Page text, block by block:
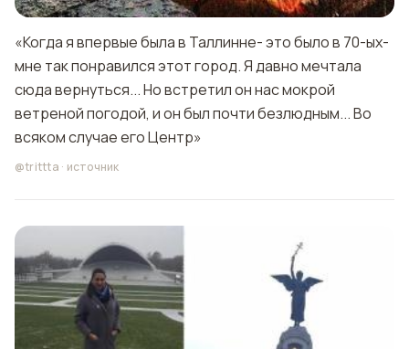
«Когда я впервые была в Таллинне- это было в 70-ых-
мне так понравился этот город. Я давно мечтала
сюда вернуться... Но встретил он нас мокрой
ветреной погодой, и он был почти безлюдным... Во
всяком случае его Центр»
@trittta · источник